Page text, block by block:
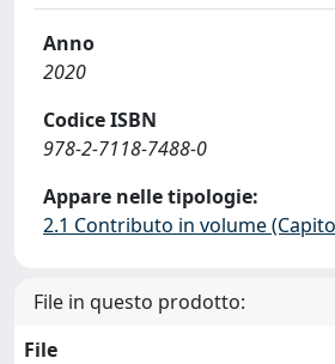
Anno
2020
Codice ISBN
978-2-7118-7488-0
Appare nelle tipologie:
2.1 Contributo in volume
File in questo prodotto:
File